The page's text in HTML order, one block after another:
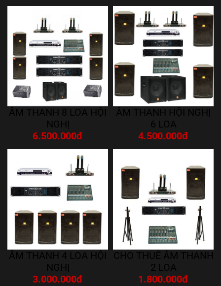
ÂM THANH 8 LOA HỘI
NGHỊ
6.500.000đ
ÂM THANH HỘI NGHỊ
6 LOA
4.500.000đ
ÂM THANH 4 LOA HỘI
NGHỊ
3.000.000đ
CHO THUÊ ÂM THANH
2 LOA
1.800.000đ